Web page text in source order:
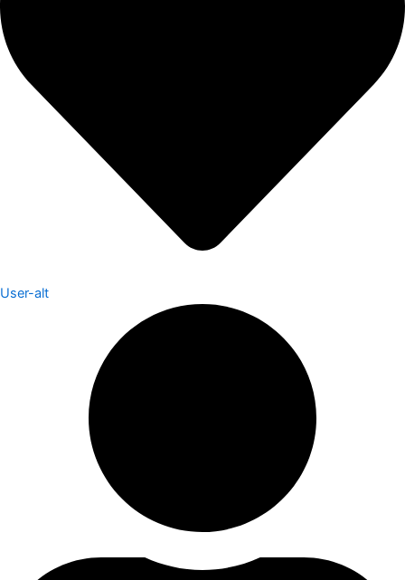
User-alt